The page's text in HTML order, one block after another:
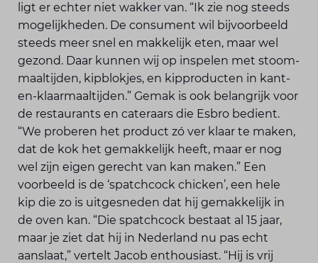
ligt er echter niet wakker van. “Ik zie nog steeds
mogelijk­heden. De consument wil bijvoorbeeld
steeds meer snel en makkelijk eten, maar wel
gezond. Daar kunnen wij op inspelen met stoom­
maaltijden, kip­blokjes, en kipproducten in kant-
en-klaarmaaltijden.” Gemak is ook belang­rijk voor
de restaurants en cateraars die Esbro bedient.
“We proberen het product zó ver klaar te maken,
dat de kok het gemakkelijk heeft, maar er nog
wel zijn eigen gerecht van kan maken.” Een
voorbeeld is de ‘spatchcock chicken’, een hele
kip die zo is uitgesneden dat hij gemakkelijk in
de oven kan. “Die spatchcock bestaat al 15 jaar,
maar je ziet dat hij in Nederland nu pas echt
aanslaat,” vertelt Jacob enthousiast. “Hij is vrij